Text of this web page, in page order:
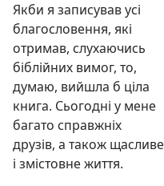
Якби я записував усі
благословення, які
отримав, слухаючись
біблійних вимог, то,
думаю, вийшла б ціла
книга. Сьогодні у мене
багато справжніх
друзів, а також щасливе
і змістовне життя.